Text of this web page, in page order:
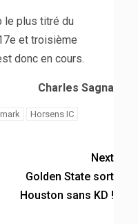
le plus titré du
et troisième
donc en cours.
Charles Sagna
Horsens IC
Next
Golden State sort
Houston sans KD !